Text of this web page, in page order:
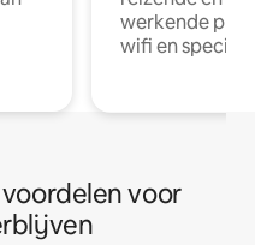
werkende
wifi en
voor